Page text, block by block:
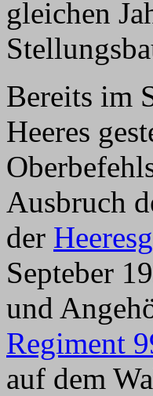
gleichen
Bereits im
Heeres
Ausbruch
der
Septeber
und
Regiment
auf dem